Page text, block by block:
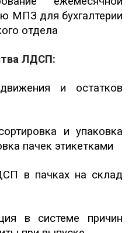
МПЗ для бухгалтерии
отдела
ЛДСП:
и остатков
и упаковка
пачек этикетками
в пачках на склад
в системе причин